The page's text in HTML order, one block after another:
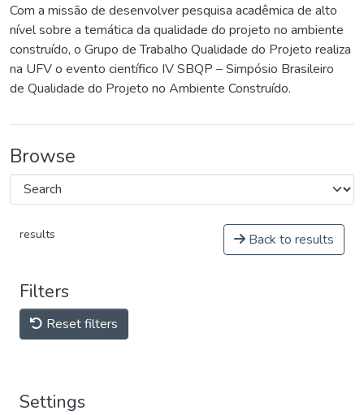
Com a missão de desenvolver pesquisa acadêmica de alto
nível sobre a temática da qualidade do projeto no ambiente
construído, o Grupo de Trabalho Qualidade do Projeto realiza
na UFV o evento científico IV SBQP – Simpósio Brasileiro
de Qualidade do Projeto no Ambiente Construído.
Browse
results Back to results
Filters
Reset filters
Settings